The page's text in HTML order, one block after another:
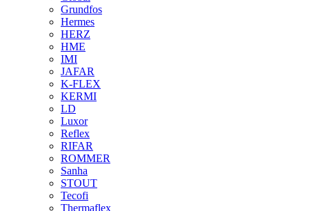
Grundfos
Hermes
HERZ
HME
IMI
JAFAR
K-FLEX
KERMI
LD
Luxor
Reflex
RIFAR
ROMMER
Sanha
STOUT
Tecofi
Thermaflex